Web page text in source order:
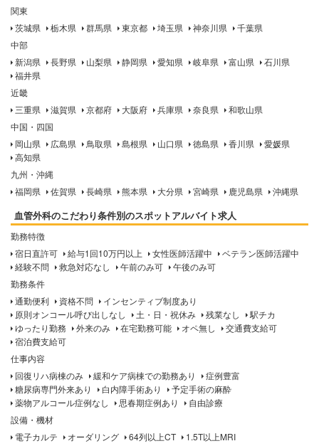
関東
茨城県
栃木県 群馬県 東京都 埼玉県 神奈川県
千葉県
中部
新潟県
長野県 山梨県 静岡県 愛知県 岐阜県 富山県
石川県
福井県
近畿
三重県
滋賀県 京都府 大阪府 兵庫県 奈良県
和歌山県
中国・四国
岡山県
広島県 鳥取県 島根県 山口県 徳島県 香川県
愛媛県
高知県
九州・沖縄
福岡県
佐賀県 長崎県 熊本県 大分県 宮崎県 鹿児島県 沖縄県
血管外科のこだわり条件別のスポットアルバイト求人
勤務特徴
宿日直許可
給与1回10万円以上 女性医師活躍中
ベテラン医師活躍中
経験不問
救急対応なし 午前のみ可
午後のみ可
勤務条件
通勤便利
資格不問
インセンティブ制度あり
原則オンコール呼び出しなし
土・日・祝休み 残業なし
駅チカ
ゆったり勤務
外来のみ 在宅勤務可能 オペ無し
交通費支給可
宿泊費支給可
仕事内容
回復リハ病棟のみ
緩和ケア病棟での勤務あり
症例豊富
糖尿病専門外来あり
白内障手術あり
予定手術の麻酔
薬物アルコール症例なし
思春期症例あり
自由診療
設備・機材
電子カルテ
オーダリング 64列以上CT
1.5T以上MRI